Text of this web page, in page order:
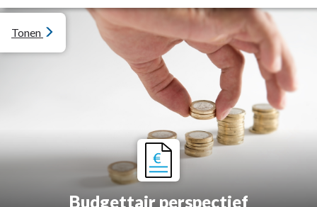
Budgettair perspectief
Tonen